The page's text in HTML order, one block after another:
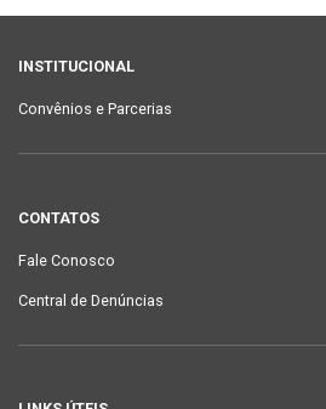
INSTITUCIONAL
Convênios e Parcerias
CONTATOS
Fale Conosco
Central de Denúncias